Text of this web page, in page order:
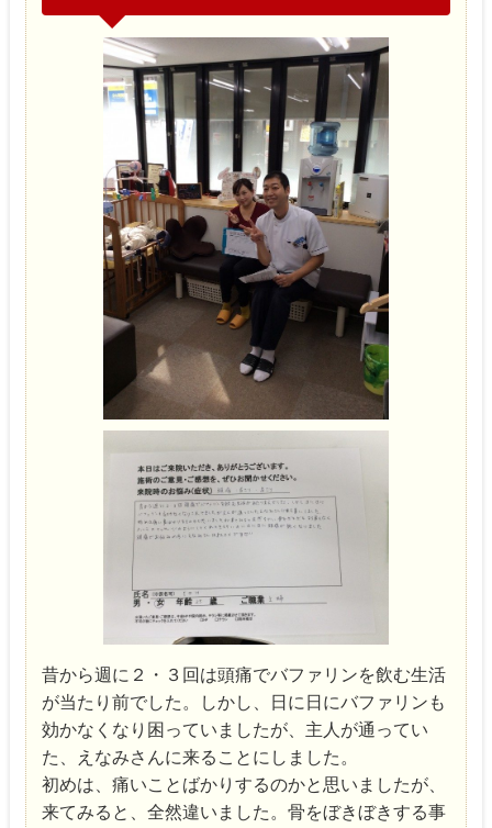
昔から週に２・３回は頭痛でバファリンを飲む生活
が当たり前でした。しかし、日に日にバファリンも
効かなくなり困っていましたが、主人が通ってい
た、えなみさんに来ることにしました。
初めは、痛いことばかりするのかと思いましたが、
来てみると、全然違いました。骨をぼきぼきする事